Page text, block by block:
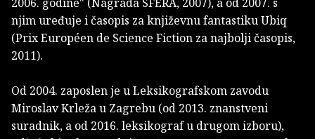
njim uređuje i časopis za književnu fantastiku Ubiq
(Prix Européen de Science Fiction za najbolji časopis,
2011).
Od 2004. zaposlen je u Leksikografskom zavodu
Miroslav Krleža u Zagrebu (od 2013. znanstveni
suradnik, a od 2016. leksikograf u drugom izboru),